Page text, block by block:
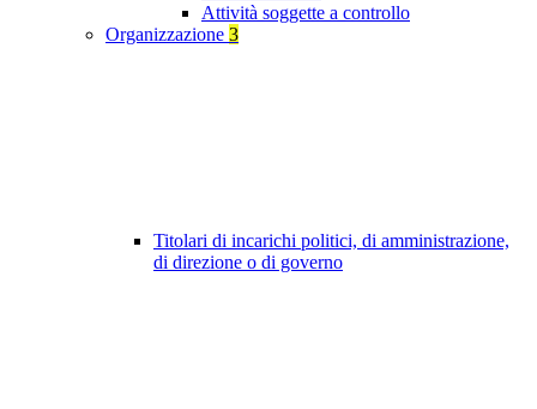
Attività soggette a controllo
Organizzazione 3
Titolari di incarichi politici, di amministrazione,
di direzione o di governo